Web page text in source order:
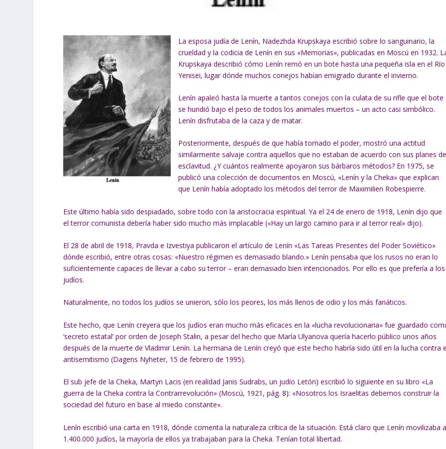
La esposa judía de Lenín, Nadezhda Krupskaya escribió sobre lo sanguinario, la
crueldad y la codicia de Lenín en sus «Memorias», publicadas en Moscú en 1932.
Krupskaya describió cómo Lenín remó en un bote hasta una pequeña isla en el Río
Yenisei, lugar dónde muchos conejos habían emigrado durante el invierno.
Lenín apaleó hasta la muerte a tantos conejos con la culata de su rifle que el bote
se hundió bajo el peso de todos los animales muertos – un acto casi simbólico.
Lenín disfrutaba de la caza y de matar.
Posteriormente, después de que había tomado el poder, mostró una actitud
similarmente salvaje contra aquellos que no estaban de acuerdo con sus planes de
esclavitud. ¿Y cuántos realmente apoyaron sus bárbaros métodos? En 1975, se
publicó una colección de documentos en Moscú, «Lenín y la Cheka» que explican
que Lenín había adoptado los métodos del terror de Maximilien Robespierre.
Este último había sido despiadado, sobre todo con la aristocracia espiritual. Ya el 24 de enero de 1918, Lenín dijo que
el terror comunista debería haber sido mucho más implacable («Hay un largo camino para ir al terror real» dijo).
El 28 de abril de 1918, Pravda e Izvestiya publicaron el artículo de Lenín «Las Tareas Presentes del Poder Soviético»
dónde escribió, entre otras cosas: «Nuestro régimen es demasiado blando.» Lenín pensaba que los rusos no eran lo
suficientemente capaces de llevar a cabo su terror – eran demasiado bien intencionados. Por ello es que prefería a los
judíos.
Naturalmente, no todos los judíos se unieron, sólo los peores, los más llenos de odio y los más fanáticos.
Este hecho, que Lenín creyera que los judíos eran mucho más eficaces en la «lucha revolucionaria» fue guardado
‘secreto estatal’ por orden de Joseph Stalin, a pesar del hecho que María Ulyanova quería hacerlo público unos años
después de la muerte de Vladimir Lenín. La hermana de Lenín creyó que este hecho habría sido útil en la lucha contra
antisemitismo (Dagens Nyheter, 15 de febrero de 1995).
El sub jefe de la Cheka, Martyn Lacis (en realidad Janis Sudrabs, un judío Letón) escribió lo siguiente en su libro «La
guerra de la Cheka contra la Contrarrevolución» (Moscú, 1921, pág. 8): «Nosotros los Israelitas debemos construir la
sociedad del futuro en base al miedo constante».
Lenín escribió una carta en 1918, dónde comenta la naturaleza crítica de la situación. Está claro que Lenín movilizaba a
1.400.000 judíos, la mayoría de ellos ya trabajaban para la Cheka. Tenían total libertad.